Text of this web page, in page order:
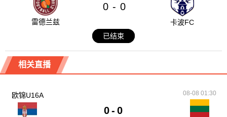
雷德兰兹
0 - 0
卡波FC
已结束
相关直播
欧锦U16A
0 - 0
08-08 01:30